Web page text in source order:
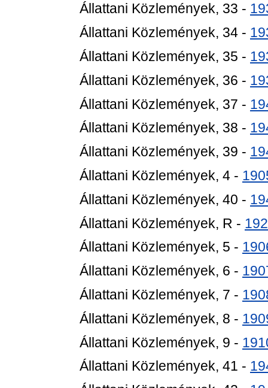
Állattani Közlemények, 33 -
Állattani Közlemények, 34 -
Állattani Közlemények, 35 -
Állattani Közlemények, 36 -
Állattani Közlemények, 37 -
Állattani Közlemények, 38 -
Állattani Közlemények, 39 -
Állattani Közlemények, 4 -
Állattani Közlemények, 40 -
Állattani Közlemények, R -
Állattani Közlemények, 5 -
Állattani Közlemények, 6 -
Állattani Közlemények, 7 -
Állattani Közlemények, 8 -
Állattani Közlemények, 9 -
Állattani Közlemények, 41 -